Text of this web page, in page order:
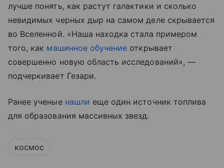
лучше понять, как растут галактики и сколько
невидимых черных дыр на самом деле скрывается
во Вселенной. «Наша находка стала примером
того, как машинное обучение открывает
совершенно новую область исследований», —
подчеркивает Гезари.
Ранее ученые нашли еще один источник топлива
для образования массивных звезд.
космос